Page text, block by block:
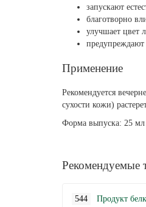
запускают
благотворно
улучшает цвет
Применение
Рекомендуется
сухости кожи)
Форма выпуска: 25 мл
Рекомендуемые
544